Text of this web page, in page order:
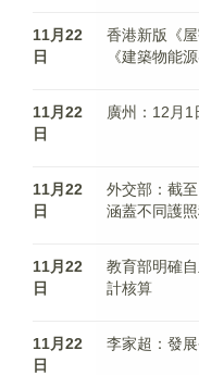
11月22
日
香港新版《
《建築物能
11月22
日
廣州：12月
11月22
日
外交部：截
涵蓋不同護
11月22
日
教育部明確
計核算
11月22
日
李家超：發